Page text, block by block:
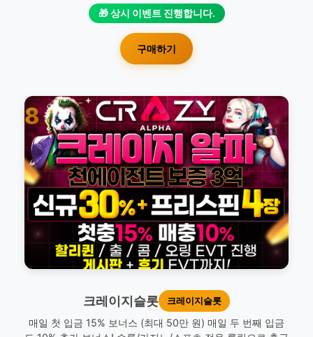
🎁 상시 이벤트 진행합니다.
구매하기
8
크레이지슬롯 크레이지슬롯
매일 첫 입금 15% 보너스 (최대 50만 원) 매일 두 번째 입금